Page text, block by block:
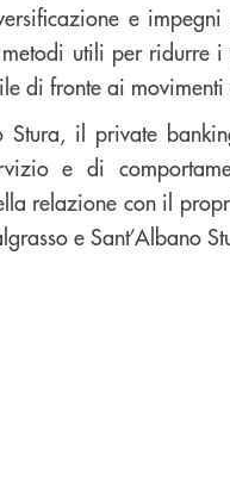
e
utili per ridurre
di fronte ai movimenti
Stura, il private
e di
relazione con il
e Sant’Albano